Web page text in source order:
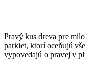
Pravý kus dreva pre
parkiet, ktorí oceňujú
vypovedajú o pravej v